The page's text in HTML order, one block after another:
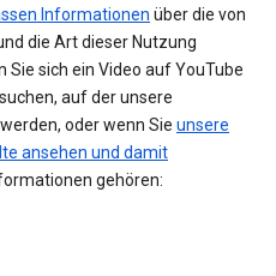
Informationen über die von
die Art dieser Nutzung
Sie sich ein Video auf YouTube
auf der unsere
oder wenn Sie unsere
ansehen und damit
gehören: